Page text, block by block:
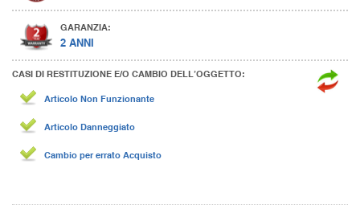
GARANZIA:
2 ANNI
CASI DI RESTITUZIONE E/O CAMBIO DELL’OGGETTO:
Articolo Non Funzionante
Articolo Danneggiato
Cambio per errato Acquisto